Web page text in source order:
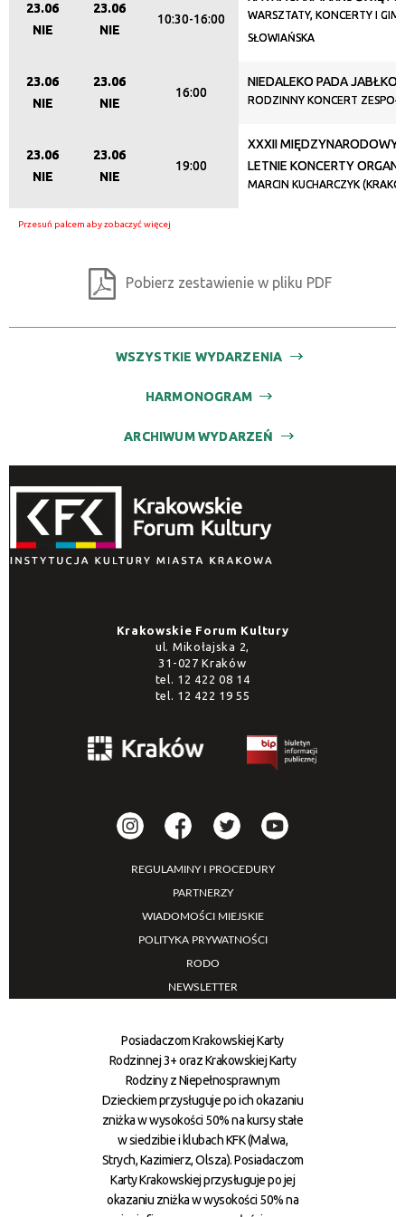
Miejsce
Organizator
Promowane
23.06
NIE
23.06
NIE
10:30-16:00
WARSZTATY, KONCERTY I
SŁOWIAŃSKA
23.06
NIE
23.06
NIE
16:00
NIEDALEKO PADA JABŁKO
RODZINNY KONCERT
23.06
NIE
23.06
NIE
19:00
XXXII MIĘDZYNARODOWY
LETNIE KONCERTY
MARCIN KUCHARCZYK
Pobierz zestawienie w pliku PDF
WSZYSTKIE WYDARZENIA
HARMONOGRAM
ARCHIWUM WYDARZEŃ
Krakowskie Forum Kultury
ul. Mikołajska 2,
31-027 Kraków
tel. 12 422 08 14
tel. 12 422 19 55
REGULAMINY I PROCEDURY
PARTNERZY
WIADOMOŚCI MIEJSKIE
POLITYKA PRYWATNOŚCI
RODO
NEWSLETTER
Posiadaczom Krakowskiej Karty
Rodzinnej 3+ oraz Krakowskiej Karty
Rodziny z Niepełnosprawnym
Dzieckiem przysługuje po ich okazaniu
zniżka w wysokości 50% na kursy stałe
w siedzibie i klubach KFK (Malwa,
Strych, Kazimierz, Olsza). Posiadaczom
Karty Krakowskiej przysługuje po jej
okazaniu zniżka w wysokości 50% na